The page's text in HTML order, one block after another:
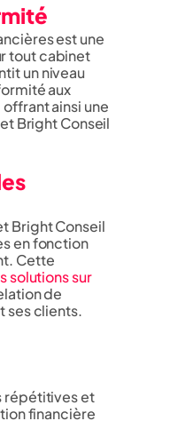
est une
tout cabinet
un niveau
aux
ainsi une
Bright Conseil
Bright Conseil
en fonction
Cette
solutions sur
de
ses clients.
répétitives et
financière